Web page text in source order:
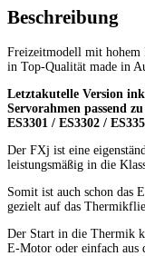
Beschreibung
Freizeitmodell mit hohem
in Top-Qualität made in
Letztakutelle Version
Servorahmen passend
ES3301 / ES3302 /
Der FXj ist eine
leistungsmäßig in die
Somit ist auch schon das
gezielt auf das
Der Start in die Thermik
E-Motor oder einfach aus